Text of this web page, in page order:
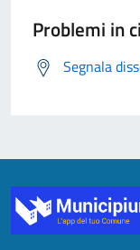
Problemi in
Segnala